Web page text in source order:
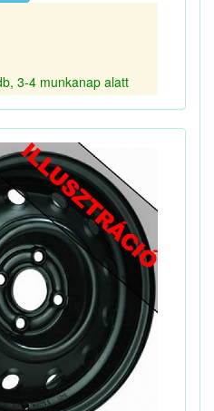
3-4 munkanap alatt